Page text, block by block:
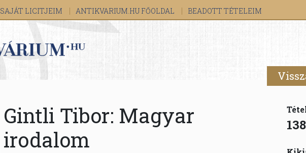
SAJÁT LICITJEIM ANTIKVARIUM.HU FŐOLDAL BEADOTT TÉTELEIM
Gintli Tibor: Magyar
irodalom
138